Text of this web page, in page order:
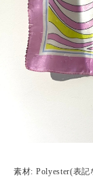
素材: Polyester(表記